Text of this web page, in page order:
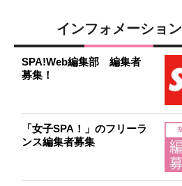
インフォメーション
SPA!Web編集部 編集者
募集！
「女子SPA！」のフリーラ
ンス編集者募集